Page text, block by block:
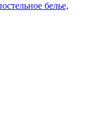
белье,